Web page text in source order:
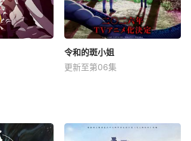
令和的斑小姐
更新至第06集